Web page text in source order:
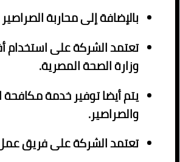
بالإضافة إلى محاربة
تعتمد الشركة على استخدام
وزارة الصحة المصرية.
يتم أيضا توفير خدمة مكافحة
والصراصير.
تعتمد الشركة على فريق